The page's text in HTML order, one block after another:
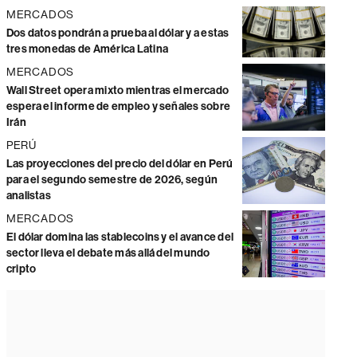
MERCADOS
Dos datos pondrán a prueba al dólar y a estas
tres monedas de América Latina
MERCADOS
Wall Street opera mixto mientras el mercado
espera el informe de empleo y señales sobre
Irán
PERÚ
Las proyecciones del precio del dólar en Perú
para el segundo semestre de 2026, según
analistas
MERCADOS
El dólar domina las stablecoins y el avance del
sector lleva el debate más allá del mundo
cripto